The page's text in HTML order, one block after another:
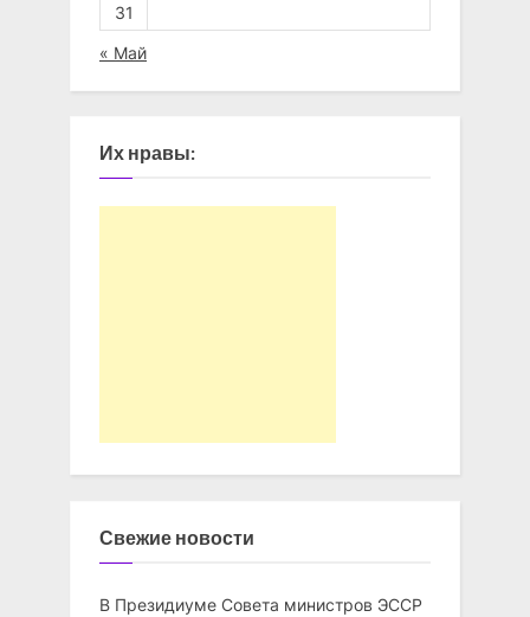
31
« Май
Их нравы:
Свежие новости
В Президиуме Совета министров ЭССР